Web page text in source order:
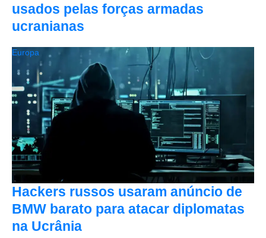
usados pelas forças armadas
ucranianas
Hackers russos usaram anúncio de
BMW barato para atacar diplomatas
na Ucrânia
Europa